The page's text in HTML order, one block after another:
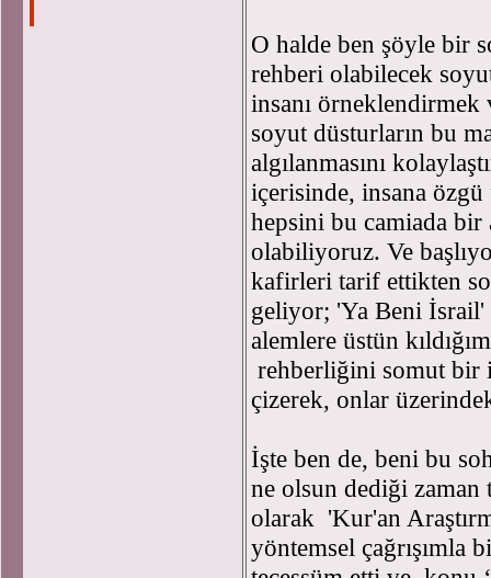
O halde ben şöyle bir
rehberi olabilecek
insanı
soyut düsturların bu
algılanmasını
içerisinde, insana
hepsini bu camiada bir
olabiliyoruz. Ve
kafirleri tarif ettikten
geliyor; 'Ya Beni
alemlere üstün
rehberliğini somut bir
çizerek, onlar
İşte ben de, beni bu
ne olsun dediği
olarak 'Kur'an
yöntemsel